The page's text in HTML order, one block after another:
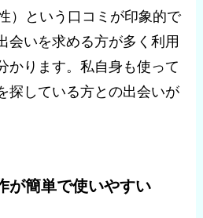
）という口コミが印象的で
会いを求める方が多く利用
かります。私自身も使って
探している方との出会いが
が簡単で使いやすい